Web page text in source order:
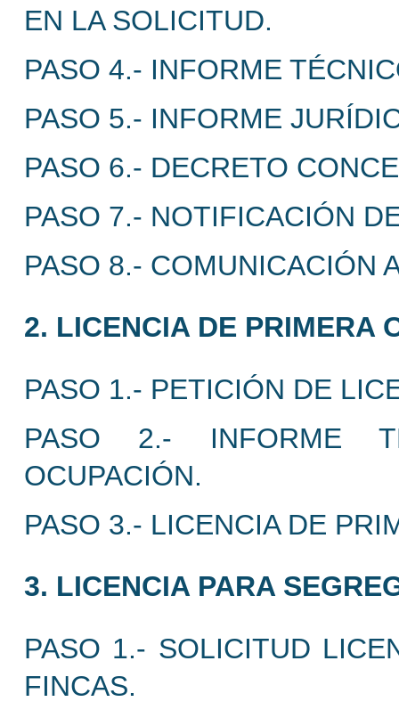
EN LA SOLICITUD.
PASO 4.- INFORME
PASO 5.- INFORME
PASO 6.- DECRETO
PASO 7.- NOTIFICACIÓN
PASO 8.- COMUNICACIÓN
2. LICENCIA DE PRIMERA
PASO 1.- PETICIÓN DE
PASO 2.- INFORME
OCUPACIÓN.
PASO 3.- LICENCIA DE
3. LICENCIA PARA
PASO 1.- SOLICITUD
FINCAS.